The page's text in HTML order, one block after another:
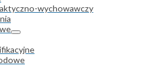
wychowawczy